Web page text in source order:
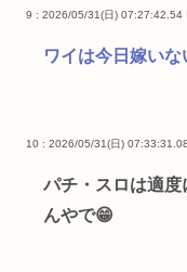
9 : 2026/05/31(日) 07:27:42.54
ワイは今日嫁い
10 : 2026/05/31(日) 07:33:31.08
パチ・スロは適度
んやで😁